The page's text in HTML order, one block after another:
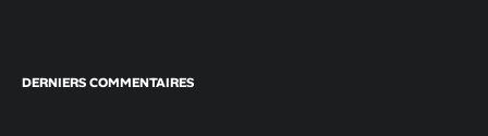
DERNIERS COMMENTAIRES